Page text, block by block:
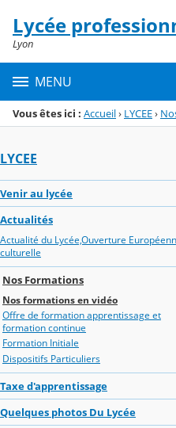
Menu de la rubrique
Contenu
Lycée
Lyon
MENU
Vous êtes ici : Accueil› LYCEE›
LYCEE
Venir au lycée
Actualités
Actualité du Lycée,Ouverture
culturelle
Nos Formations
Nos formations en vidéo
Offre de formation apprentissage et
formation continue
Formation Initiale
Dispositifs Particuliers
Taxe d'apprentissage
Quelques photos Du Lycée